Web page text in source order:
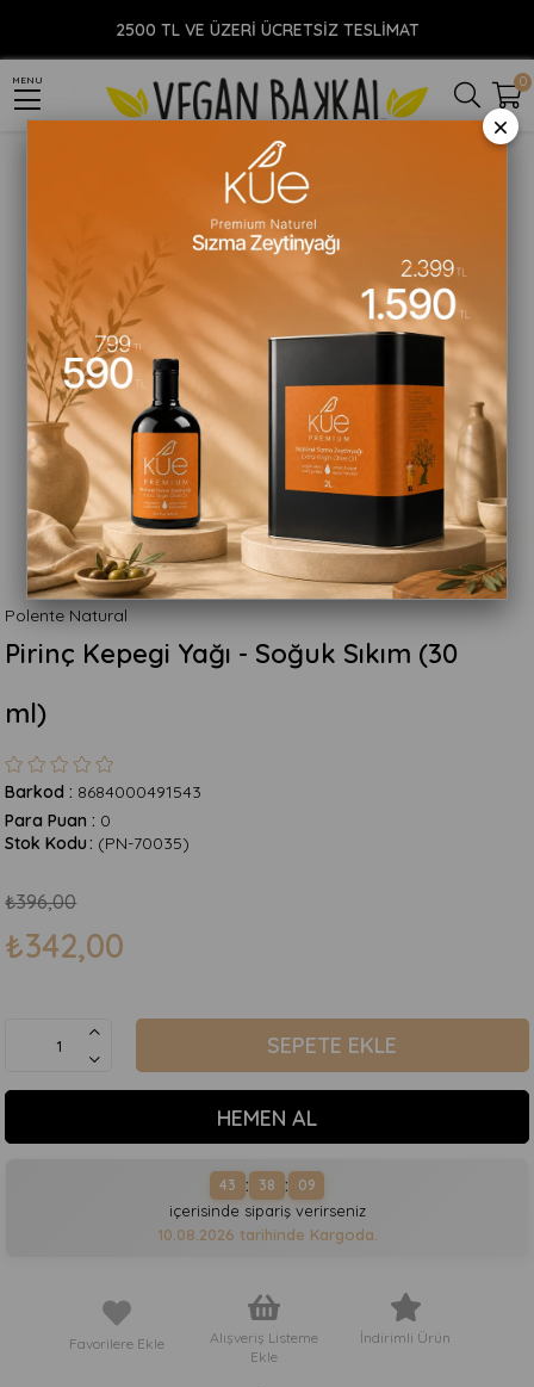
2500 TL VE ÜZERİ ÜCRETSİZ TESLİMAT
MENU 0
AROMATERAPİ Sabit Yağlar Pirinç Kepegi Yağı - Soğuk Sıkım (30 ml)
Polente Natural
Pirinç Kepegi Yağı - Soğuk Sıkım (30
ml)
Barkod : 8684000491543
Para Puan : 0
(PN-70035)
Stok Kodu
₺396,00
₺342,00
43 : 38 : 09
içerisinde sipariş verirseniz
10.08.2026 tarihinde Kargoda.
Favorilere Ekle
Alışveriş Listeme
Ekle
İndirimli Ürün
×